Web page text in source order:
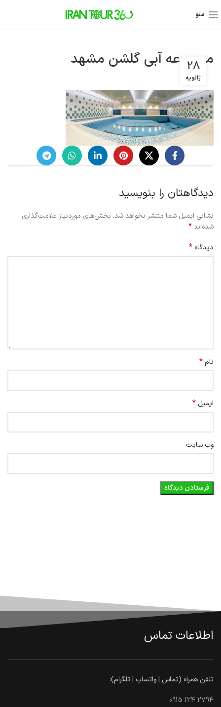
منو
مجموعه آبی گلشن مشهد
28
ژانویه
دیدگاهتان را بنویسید
نشانی ایمیل شما منتشر نخواهد شد. بخش‌های موردنیاز علامت‌گذاری
شده‌اند*
دیدگاه *
نام*
ایمیل *
وب‌ سایت
اطلاعات تماس
تلفن همراه (تماس | واتساپ | تلگرام):
0915 124 2794